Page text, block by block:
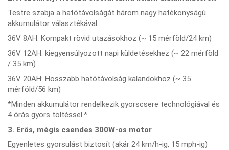
Testre szabja a hatótávolságát három nagy hatékonyságú
akkumulátor választékával:
36V 8AH: Kompakt rövid utazásokhoz (~ 15 mérföld/24 km)
36V 12AH: kiegyensúlyozott napi küldetésekhez (~ 22 mérföld
/ 35 km)
36V 20AH: Hosszabb hatótávolság kalandokhoz (~ 35
mérföld/56 km)
*Minden akkumulátor rendelkezik gyorscsere technológiával és
4 órás gyors töltéssel.*
3. Erős, mégis csendes 300W-os motor
Egyenletes gyorsulást biztosít (akár 24 km/h-ig, 15 mph-ig)